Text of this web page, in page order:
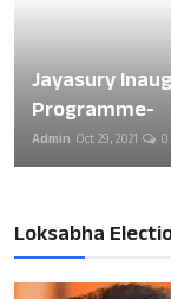
Jayasury
Programme-
Admin Oct 29, 2021 0
Loksabha